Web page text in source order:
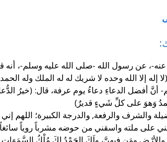
عن رسول الله -صلى الله عليه وسلم-، أنه
إله إلا الله وحده لا شريك له له الملك وله
أفضل الدعاءِ دعاءُ يوم عرفة، قال: (خيرُ
وَهوَ على كلِّ شَيءٍ قديرٌ)
والشرف والرفعة, والدرجة الكبيرة؛ اللهم
على ملته واسقني من حوضه مشرباً روياً
والأرْضِ ومَن فِيهِنَّ، ولَكَ الحَمْدُ لكَ مُلْكُ